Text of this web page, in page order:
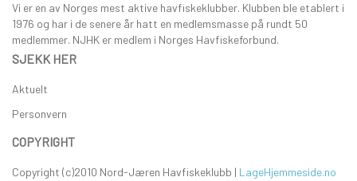
Vi er en av Norges mest aktive havfiskeklubber. Klubben ble etablert i
1976 og har i de senere år hatt en medlemsmasse på rundt 50
medlemmer. NJHK er medlem i Norges Havfiskeforbund.
SJEKK HER
Aktuelt
Personvern
COPYRIGHT
Copyright (c)2010 Nord-Jæren Havfiskeklubb | LageHjemmeside.no